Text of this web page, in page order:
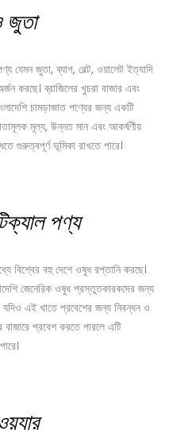
জুতা
যেমন জুতা, ব্যাগ, বেল্ট, ওয়ালেট ইত্যাদি
করছে। ব্রাজিলের খুচরা বাজার এবং
চামড়াজাত পণ্যের জন্য একটি
মূল্য, উন্নত মান এবং আকর্ষণীয়
গুরুত্বপূর্ণ ভূমিকা রাখতে পারে।
পণ্য
বিশ্বের বহু দেশে ওষুধ রপ্তানি করছে।
জেনেরিক ওষুধ প্রস্তুতকারকদের জন্য
এই খাতে প্রবেশের জন্য নিবন্ধন ও
প্রবেশ করতে পারলে এটি